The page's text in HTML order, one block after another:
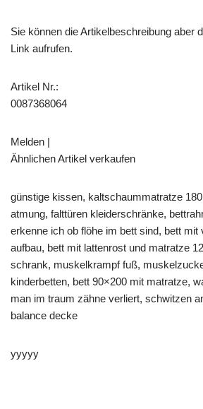
Sie können die Artikelbeschreibung aber
Link aufrufen.
Artikel Nr.:
0087368064
Melden |
Ähnlichen Artikel verkaufen
günstige kissen, kaltschaummatratze
atmung, falttüren kleiderschränke,
erkenne ich ob flöhe im bett sind, bett mit
aufbau, bett mit lattenrost und matratze
schrank, muskelkrampf fuß,
kinderbetten, bett 90×200 mit matratze,
man im traum zähne verliert, schwitzen
balance decke
yyyyy